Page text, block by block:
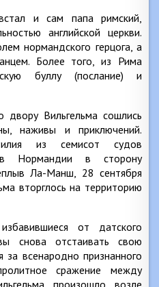
и сам папа римский,
английской церкви.
нормандского герцога, а
Более того, из Рима
буллу (послание) и
Вильгельма сошлись
наживы и приключений.
из семисот судов
Нормандии в сторону
Ла-Манш, 28 сентября
вторглось на территорию
от датского
снова отстаивать свою
за всенародно признанного
сражение между
произошло возле